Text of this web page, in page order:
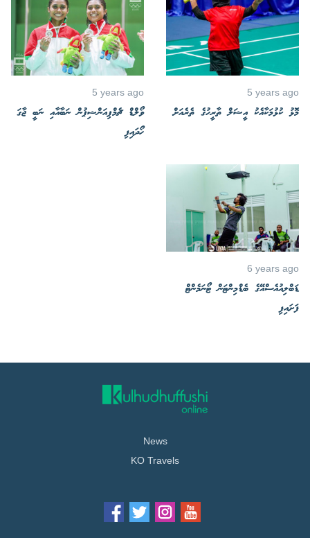
5 years ago
މޮޅު ކުޅުމަކާއެކު އީޝަލް ތާރީހުގެ ތެރެއަށް
5 years ago
ވޯލްޑް ޗެމްޕިއަންޝިޕުން ނަބާއާއި ނަބީ ޖާގަ
ހޯދައިފި
6 years ago
ޑަބްލިއުއެސްއޭގެ ބެޑްމިންޓަން ޓޯނަމެންޓް
ފަށައިފި
News
KO Travels